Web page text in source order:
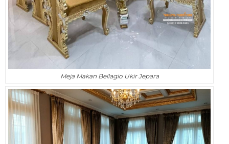
Meja Makan Bellagio Ukir Jepara